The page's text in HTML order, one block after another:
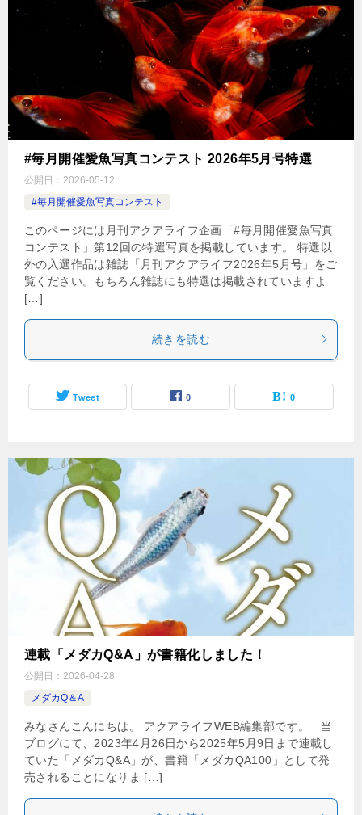
#毎月開催愛魚写真コンテスト 2026年5月号特選
公開日： 2026-05-12
#毎月開催愛魚写真コンテスト
このページには月刊アクアライフ企画「#毎月開催愛魚写真
コンテスト」第12回の特選写真を掲載しています。 特選以
外の入選作品は雑誌「月刊アクアライフ2026年5月号」をご
覧ください。もちろん雑誌にも特選は掲載されていますよ
[…]
続きを読む
Tweet 0 0
連載「メダカQ&A」が書籍化しました！
公開日： 2026-04-28
メダカQ＆A
みなさんこんにちは。 アクアライフWEB編集部です。 当
ブログにて、2023年4月26日から2025年5月9日まで連載し
ていた「メダカQ&A」が、書籍「メダカQA100」として発
売されることになりま […]